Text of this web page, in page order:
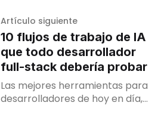
lanzamiento de Angular 17 y las
próximas funciones de Angular
18, la estructuración de
aplicaciones a gran escala ha
evolucionado. Conceptos como
los componentes
independientes
Artículo siguiente
10 flujos de trabajo de IA
que todo desarrollador
full-stack debería probar
Las mejores herramientas para
desarrolladores de hoy en día,